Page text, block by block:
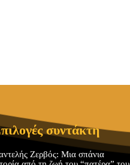
συντάκτη
Ζερβός: Μια σπάνια